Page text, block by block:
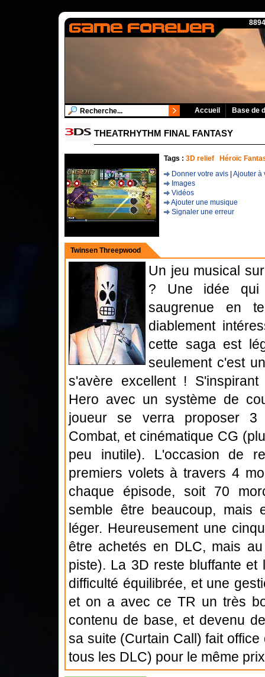
Accueil Base de
THEATRHYTHM FINAL FANTASY
Tags : 3D relief
Héroïc
Donner votre avis Ajouter à
Images
Vidéos
Ajouter une musique
Signaler une erreur
Twinsen Threepwood
Un jeu musical
? Une idée qui
saugrenue en
diablement
cette saga est
seulement c'est
s'avère excellent !
Hero avec un système de
joueur se verra proposer 3
Combat, et cinématique CG
peu inutile). L'occasion de
premiers volets à travers 4
chaque épisode, soit 70
semble être beaucoup, mais
léger. Heureusement une
être achetés en DLC, mais
piste). La 3D reste bluffante et
difficulté équilibrée, et une
et on a avec ce TR un très
contenu de base, et devenu
sa suite (Curtain Call) fait
tous les DLC) pour le même